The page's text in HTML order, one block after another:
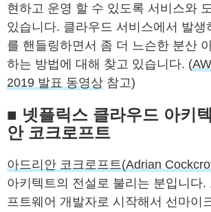
현하고 운영 할 수 있도록 서비스와
있습니다. 클라우드 서비스에서 발생
를 핸들링하면서 좀 더 느슨한 분산
하는 방법에 대해 찾고 있습니다. (
2019 발표 동영상 참고)
■ 넷플릭스 클라우드 아키
안 코크로프트
아드리안 코크로프트(Adrian
아키텍트의 전설로 불리는 분입니다.
프트웨어 개발자로 시작해서 선마이